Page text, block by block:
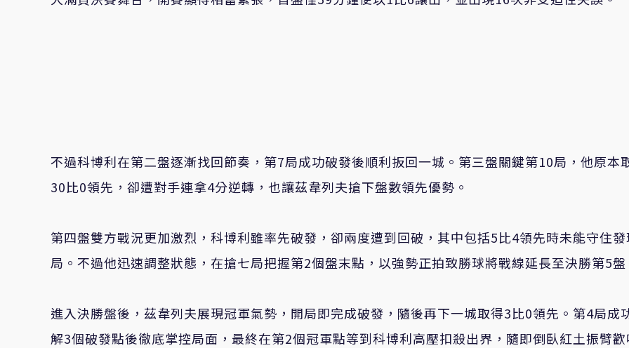
不過科博利在第二盤逐漸找回節奏，第7局成功破發後順利扳回一城。第三盤關鍵第10局，他原本
30比0領先，卻遭對手連拿4分逆轉，也讓茲韋列夫搶下盤數領先優勢。
第四盤雙方戰況更加激烈，科博利雖率先破發，卻兩度遭到回破，其中包括5比4領先時未能守住發
局。不過他迅速調整狀態，在搶七局把握第2個盤末點，以強勢正拍致勝球將戰線延長至決勝第5盤
進入決勝盤後，茲韋列夫展現冠軍氣勢，開局即完成破發，隨後再下一城取得3比0領先。第4局成
解3個破發點後徹底掌控局面，最終在第2個冠軍點等到科博利高壓扣殺出界，隨即倒臥紅土振臂歡